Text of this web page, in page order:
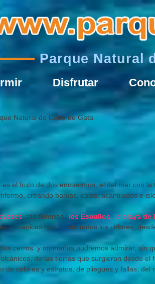
Parque Natural
Disfrutar
Natural de Cabo de Gata
es el fruto de dos encuentros, el del mar con
creando bahías, calas, acantilados e
, las Sirenas, los Escullos, la playa de
volcánicas han unido todos los colores,
cerros y montañas podremos admirar, sin
de las tierras que surgieron desde el
de colores y estratos, de pliegues y fallas,